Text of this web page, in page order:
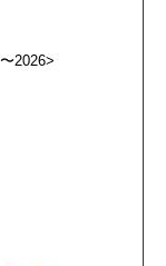
2026>